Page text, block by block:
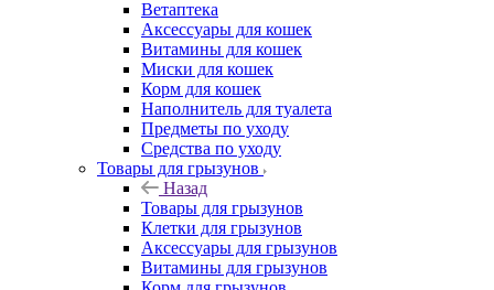
Ветаптека
Аксессуары для кошек
Витамины для кошек
Миски для кошек
Корм для кошек
Наполнитель для туалета
Предметы по уходу
Средства по уходу
Товары для грызунов
Назад
Товары для грызунов
Клетки для грызунов
Аксессуары для грызунов
Витамины для грызунов